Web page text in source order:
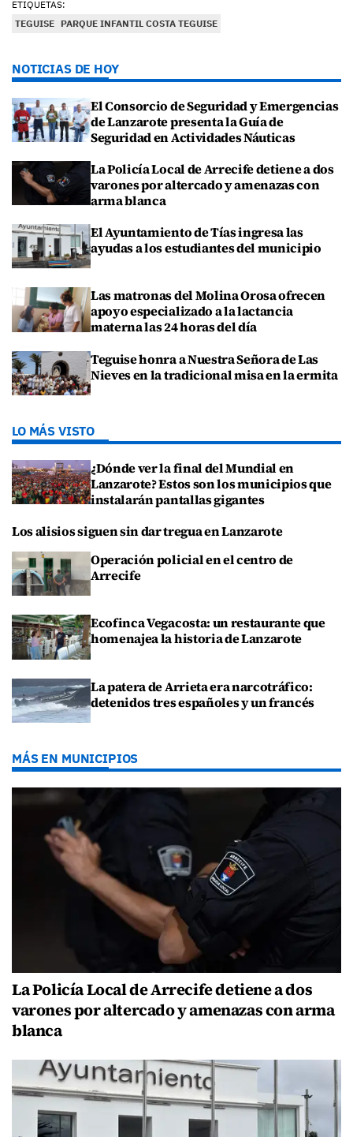
ETIQUETAS:
TEGUISE PARQUE INFANTIL COSTA TEGUISE
NOTICIAS DE HOY
El Consorcio de Seguridad y Emergencias
de Lanzarote presenta la Guía de
Seguridad en Actividades Náuticas
La Policía Local de Arrecife detiene a dos
varones por altercado y amenazas con
arma blanca
El Ayuntamiento de Tías ingresa las
ayudas a los estudiantes del municipio
Las matronas del Molina Orosa ofrecen
apoyo especializado a la lactancia
materna las 24 horas del día
Teguise honra a Nuestra Señora de Las
Nieves en la tradicional misa en la ermita
LO MÁS VISTO
¿Dónde ver la final del Mundial en
Lanzarote? Estos son los municipios que
instalarán pantallas gigantes
Los alisios siguen sin dar tregua en Lanzarote
Operación policial en el centro de
Arrecife
Ecofinca Vegacosta: un restaurante que
homenajea la historia de Lanzarote
La patera de Arrieta era narcotráfico:
detenidos tres españoles y un francés
MÁS EN MUNICIPIOS
La Policía Local de Arrecife detiene a dos
varones por altercado y amenazas con arma
blanca